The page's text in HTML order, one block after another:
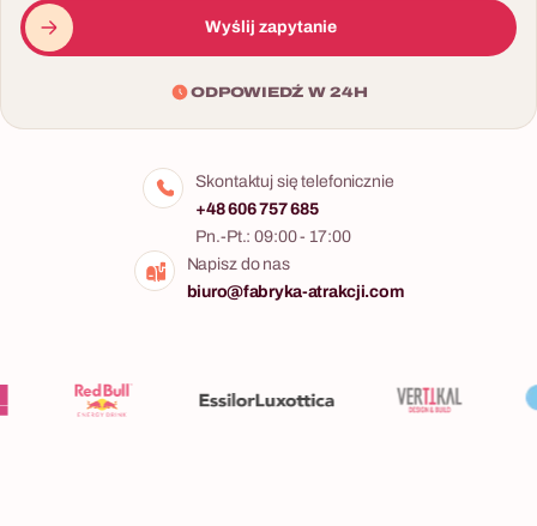
przepisami trafia do każdego
po zakończeniu. Warsztaty
bezalkoholowym (mocktails)
do każdej grupy bez
Wyślij zapytanie
ODPOWIEDŹ W 24H
Skontaktuj się telefonicznie
+48 606 757 685
Pn.-Pt.: 09:00 - 17:00
Napisz do nas
biuro@fabryka-atrakcji.com